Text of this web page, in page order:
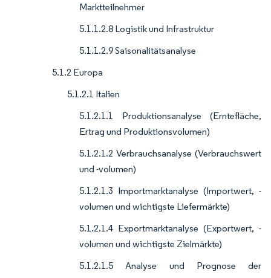
Marktteilnehmer
5.1.1.2.8 Logistik und Infrastruktur
5.1.1.2.9 Saisonalitätsanalyse
5.1.2 Europa
5.1.2.1 Italien
5.1.2.1.1 Produktionsanalyse (Erntefläche,
Ertrag und Produktionsvolumen)
5.1.2.1.2 Verbrauchsanalyse (Verbrauchswert
und -volumen)
5.1.2.1.3 Importmarktanalyse (Importwert, -
volumen und wichtigste Liefermärkte)
5.1.2.1.4 Exportmarktanalyse (Exportwert, -
volumen und wichtigste Zielmärkte)
5.1.2.1.5 Analyse und Prognose der